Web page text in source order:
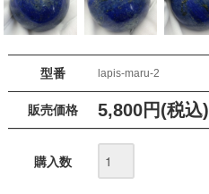
型番 lapis-maru-2
販売価格 5,800円(税込)
購入数